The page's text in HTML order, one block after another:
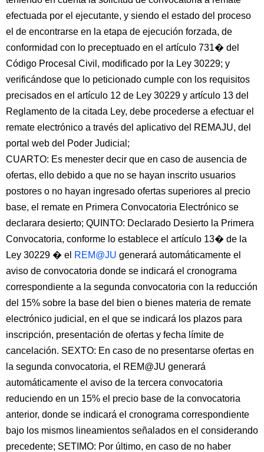
efectuada por el ejecutante, y siendo el estado del proceso
el de encontrarse en la etapa de ejecución forzada, de
conformidad con lo preceptuado en el artículo 731� del
Código Procesal Civil, modificado por la Ley 30229; y
verificándose que lo peticionado cumple con los requisitos
precisados en el artículo 12 de Ley 30229 y artículo 13 del
Reglamento de la citada Ley, debe procederse a efectuar el
remate electrónico a través del aplicativo del REMAJU, del
portal web del Poder Judicial;
CUARTO: Es menester decir que en caso de ausencia de
ofertas, ello debido a que no se hayan inscrito usuarios
postores o no hayan ingresado ofertas superiores al precio
base, el remate en Primera Convocatoria Electrónico se
declarara desierto; QUINTO: Declarado Desierto la Primera
Convocatoria, conforme lo establece el artículo 13� de la
Ley 30229 � el REM@JU generará automáticamente el
aviso de convocatoria donde se indicará el cronograma
correspondiente a la segunda convocatoria con la reducción
del 15% sobre la base del bien o bienes materia de remate
electrónico judicial, en el que se indicará los plazos para
inscripción, presentación de ofertas y fecha límite de
cancelación. SEXTO: En caso de no presentarse ofertas en
la segunda convocatoria, el REM@JU generará
automáticamente el aviso de la tercera convocatoria
reduciendo en un 15% el precio base de la convocatoria
anterior, donde se indicará el cronograma correspondiente
bajo los mismos lineamientos señalados en el considerando
precedente; SETIMO: Por último, en caso de no haber